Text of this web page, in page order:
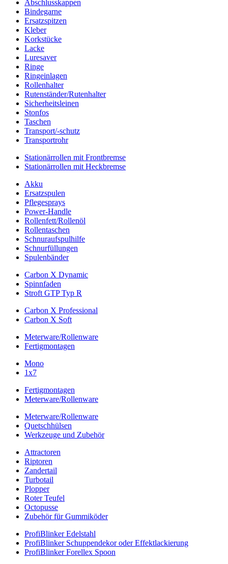
Abschlusskappen
Bindegarne
Ersatzspitzen
Kleber
Korkstücke
Lacke
Luresaver
Ringe
Ringeinlagen
Rollenhalter
Rutenständer/Rutenhalter
Sicherheitsleinen
Stonfos
Taschen
Transport/-schutz
Transportrohr
Stationärrollen mit Frontbremse
Stationärrollen mit Heckbremse
Akku
Ersatzspulen
Pflegesprays
Power-Handle
Rollenfett/Rollenöl
Rollentaschen
Schnuraufspulhilfe
Schnurfüllungen
Spulenbänder
Carbon X Dynamic
Spinnfaden
Stroft GTP Typ R
Carbon X Professional
Carbon X Soft
Meterware/Rollenware
Fertigmontagen
Mono
1x7
Fertigmontagen
Meterware/Rollenware
Meterware/Rollenware
Quetschhülsen
Werkzeuge und Zubehör
Attractoren
Riptoren
Zandertail
Turbotail
Plopper
Roter Teufel
Octopusse
Zubehör für Gummiköder
ProfiBlinker Edelstahl
ProfiBlinker Schuppendekor oder Effektlackierung
ProfiBlinker Forellex Spoon